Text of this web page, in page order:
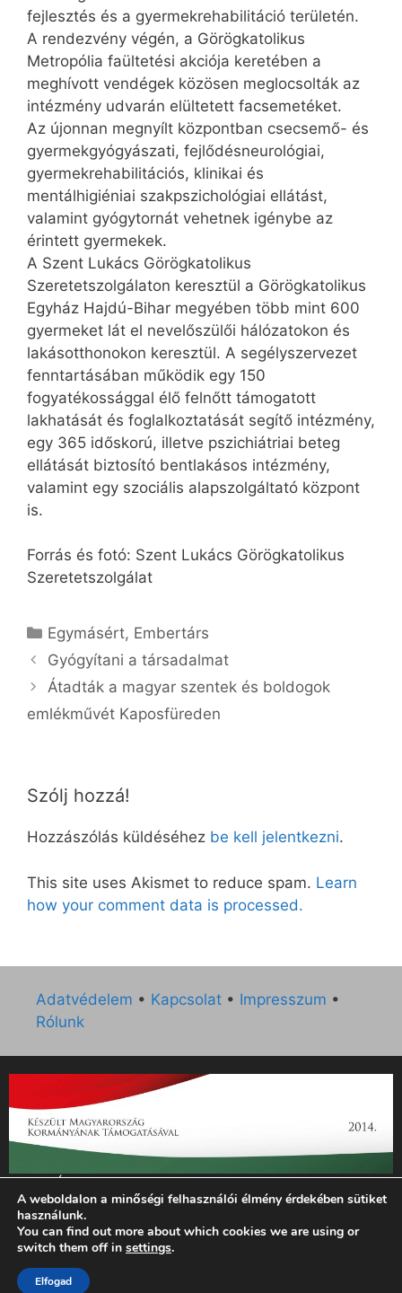
fejlesztés és a gyermekrehabilitáció területén.
A rendezvény végén, a Görögkatolikus
Metropólia faültetési akciója keretében a
meghívott vendégek közösen meglocsolták az
intézmény udvarán elültetett facsemetéket.
Az újonnan megnyílt központban csecsemő- és
gyermekgyógyászati, fejlődésneurológiai,
gyermekrehabilitációs, klinikai és
mentálhigiéniai szakpszichológiai ellátást,
valamint gyógytornát vehetnek igénybe az
érintett gyermekek.
A Szent Lukács Görögkatolikus
Szeretetszolgálaton keresztül a Görögkatolikus
Egyház Hajdú-Bihar megyében több mint 600
gyermeket lát el nevelőszülői hálózatokon és
lakásotthonokon keresztül. A segélyszervezet
fenntartásában működik egy 150
fogyatékossággal élő felnőtt támogatott
lakhatását és foglalkoztatását segítő intézmény,
egy 365 időskorú, illetve pszichiátriai beteg
ellátását biztosító bentlakásos intézmény,
valamint egy szociális alapszolgáltató központ
is.
Forrás és fotó: Szent Lukács Görögkatolikus
Szeretetszolgálat
Kategória
Egymásért, Embertárs
Gyógyítani a társadalmat
Átadták a magyar szentek és boldogok
emlékművét Kaposfüreden
Szólj hozzá!
Hozzászólás küldéséhez be kell jelentkezni.
This site uses Akismet to reduce spam. Learn
how your comment data is processed.
Adatvédelem • Kapcsolat • Impresszum •
Rólunk
„Az Új Ember katolikus hetilap 2014. évi működésének
támogatását az EGYH-KCP-14-P-0121 sz. támogatási
szerződés keretében 3 000 000 Ft összegben támogatta az
Emberi Erőforrások Minisztériuma.”
© 2026 Magyar Kurír - Új Ember
A weboldalon a minőségi felhasználói élmény érdekében sütiket
használunk.
You can find out more about which cookies we are using or
switch them off in settings.
Elfogad